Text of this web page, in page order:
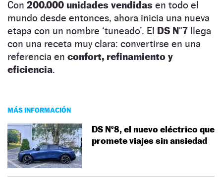
Con 200.000 unidades vendidas en todo el
mundo desde entonces, ahora inicia una nueva
etapa con un nombre ‘tuneado’. El DS N°7 llega
con una receta muy clara: convertirse en una
referencia en confort, refinamiento y
eficiencia.
MÁS INFORMACIÓN
DS Nº8, el nuevo eléctrico que
promete viajes sin ansiedad